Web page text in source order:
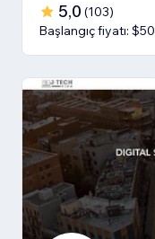
5,0 (103)
Başlangıç fiyatı: $50